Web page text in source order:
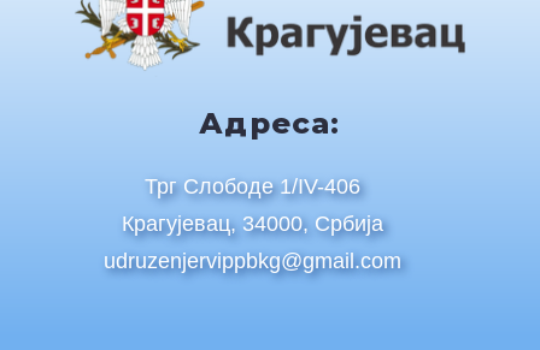
Адреса:
Трг Слободе 1/IV-406
Крагујевац, 34000, Србија
udruzenjervippbkg@gmail.com